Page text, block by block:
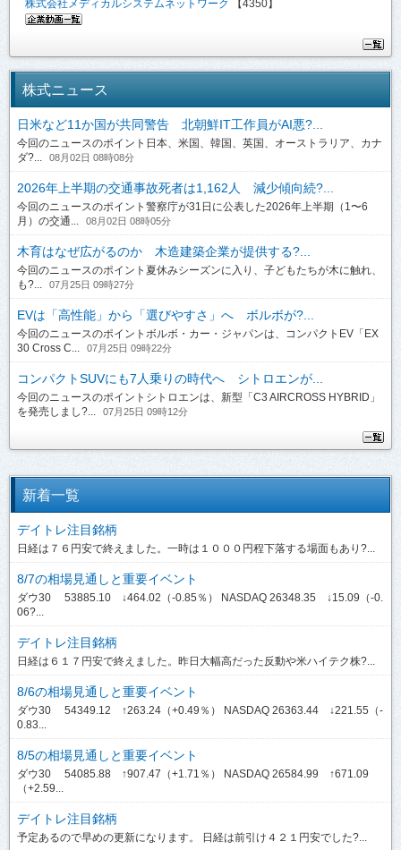
株式会社メディカルシステムネットワーク 【4350】
株式ニュース
日米など11か国が共同警告 北朝鮮IT工作員がAI悪?...
今回のニュースのポイント日本、米国、韓国、英国、オーストラリア、カナ
ダ?...
08月02日 08時08分
2026年上半期の交通事故死者は1,162人 減少傾向続?...
今回のニュースのポイント警察庁が31日に公表した2026年上半期（1〜6
月）の交通...
08月02日 08時05分
木育はなぜ広がるのか 木造建築企業が提供する?...
今回のニュースのポイント夏休みシーズンに入り、子どもたちが木に触れ、
も?...
07月25日 09時27分
EVは「高性能」から「選びやすさ」へ ボルボが?...
今回のニュースのポイントボルボ・カー・ジャパンは、コンパクトEV「EX
30 Cross C...
07月25日 09時22分
コンパクトSUVにも7人乗りの時代へ シトロエンが...
今回のニュースのポイントシトロエンは、新型「C3 AIRCROSS HYBRID」
を発売しまし?...
07月25日 09時12分
新着一覧
デイトレ注目銘柄
日経は７６円安で終えました。一時は１０００円程下落する場面もあり?...
8/7の相場見通しと重要イベント
ダウ30 53885.10 ↓464.02（-0.85％） NASDAQ 26348.35 ↓15.09（-0.
06?...
デイトレ注目銘柄
日経は６１７円安で終えました。昨日大幅高だった反動や米ハイテク株?...
8/6の相場見通しと重要イベント
ダウ30 54349.12 ↑263.24（+0.49％） NASDAQ 26363.44 ↓221.55（-
0.83...
8/5の相場見通しと重要イベント
ダウ30 54085.88 ↑907.47（+1.71％） NASDAQ 26584.99 ↑671.09
（+2.59...
デイトレ注目銘柄
予定あるので早めの更新になります。 日経は前引け４２１円安でした?...